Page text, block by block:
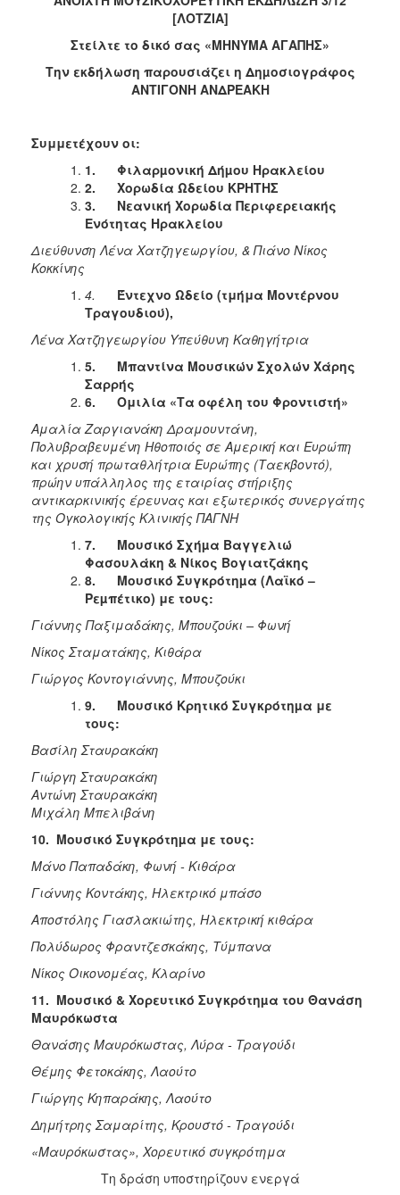
[ΛΟΤΖΙΑ]
Στείλτε το δικό σας «ΜΗΝΥΜΑ ΑΓΑΠΗΣ»
Την εκδήλωση παρουσιάζει η Δηµοσιογράφος
ΑΝΤΙΓΟΝΗ ΑΝΔΡΕΑΚΗ
Συμμετέχουν οι:
1. Φιλαρµονική Δήµου Ηρακλείου
2. Χορωδία Ωδείου ΚΡΗΤΗΣ
3. Νεανική Χορωδία Περιφερειακής
Ενότητας Ηρακλείου
Διεύθυνση Λένα Χατζηγεωργίου, & Πιάνο Νίκος
Κοκκίνης
4. Έντεχνο Ωδείο (τμήμα Μοντέρνου
Τραγουδιού),
Λένα Χατζηγεωργίου Υπεύθυνη Καθηγήτρια
5. Μπαντίνα Μουσικών Σχολών Χάρης
Σαρρής
6. Ομιλία «Τα οφέλη του Φροντιστή»
Αμαλία Ζαργιανάκη Δραμουντάνη,
Πολυβραβευμένη Ηθοποιός σε Αμερική και Ευρώπη
και χρυσή πρωταθλήτρια Ευρώπης (Ταεκβοντό),
πρώην υπάλληλος της εταιρίας στήριξης
αντικαρκινικής έρευνας και εξωτερικός συνεργάτης
της Ογκολογικής Κλινικής ΠΑΓΝΗ
7. Μουσικό Σχήµα Βαγγελιώ
Φασουλάκη & Νίκος Βογιατζάκης
8. Μουσικό Συγκρότηµα (Λαϊκό –
Ρεµπέτικο) με τους:
Γιάννης Παξιμαδάκης, Μπουζούκι – Φωνή
Νίκος Σταματάκης, Κιθάρα
Γιώργος Κοντογιάννης, Μπουζούκι
9. Μουσικό Κρητικό Συγκρότηµα με
τους:
Βασίλη Σταυρακάκη
Γιώργη Σταυρακάκη
Αντώνη Σταυρακάκη
Μιχάλη Μπελιβάνη
10. Μουσικό Συγκρότηµα με τους:
Μάνο Παπαδάκη, Φωνή - Κιθάρα
Γιάννης Κοντάκης, Ηλεκτρικό μπάσο
Αποστόλης Γιασλακιώτης, Ηλεκτρική κιθάρα
Πολύδωρος Φραντζεσκάκης, Τύμπανα
Νίκος Οικονομέας, Κλαρίνο
11. Μουσικό & Χορευτικό Συγκρότηµα του Θανάση
Μαυρόκωστα
Θανάσης Μαυρόκωστας, Λύρα - Τραγούδι
Θέμης Φετοκάκης, Λαούτο
Γιώργης Κηπαράκης, Λαούτο
Δημήτρης Σαμαρίτης, Κρουστό - Τραγούδι
«Μαυρόκωστας», Χορευτικό συγκρότημα
Τη δράση υποστηρίζουν ενεργά